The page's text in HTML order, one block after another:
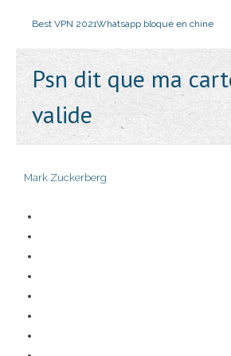
Best VPN 2021Whatsapp bloqué en chine
Psn dit que ma
valide
Mark Zuckerberg